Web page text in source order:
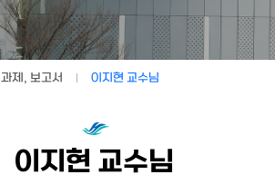
과제, 보고서
과제, 보고서
이지현 교수님
양태근 교수님
이지현 교수님